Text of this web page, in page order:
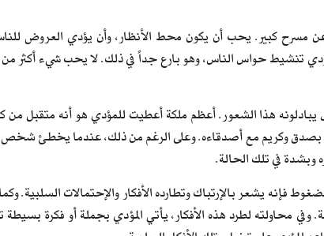
عن مسرح كبير. يحب أن يكون محط الأنظار، وأن يؤدي العروض
تنشيط حواس الناس، وهو بارع جداً في ذلك. لا يحب شيء أكثر من
يبادلونه هذا الشعور. أعظم ملكة أعطيت للمؤدي هو أنه متقبل
وكريم مع أصدقاءه. وعلى الرغم من ذلك، عندما يخطئ شخص
وبشدة في تلك الحالة.
فإنه يشعر بالإرتباك وتطارده الأفكار والإحتمالات
وفي محاولته لطرد هذه الأفكار، يأتي المؤدي بجملة أو فكرة